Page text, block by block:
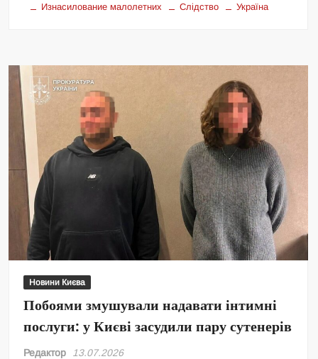
Изнасилование малолетних
Слідство Україна
Новини Києва
Побоями змушували надавати інтимні
послуги: у Києві засудили пару сутенерів
Редактор 13.07.2026